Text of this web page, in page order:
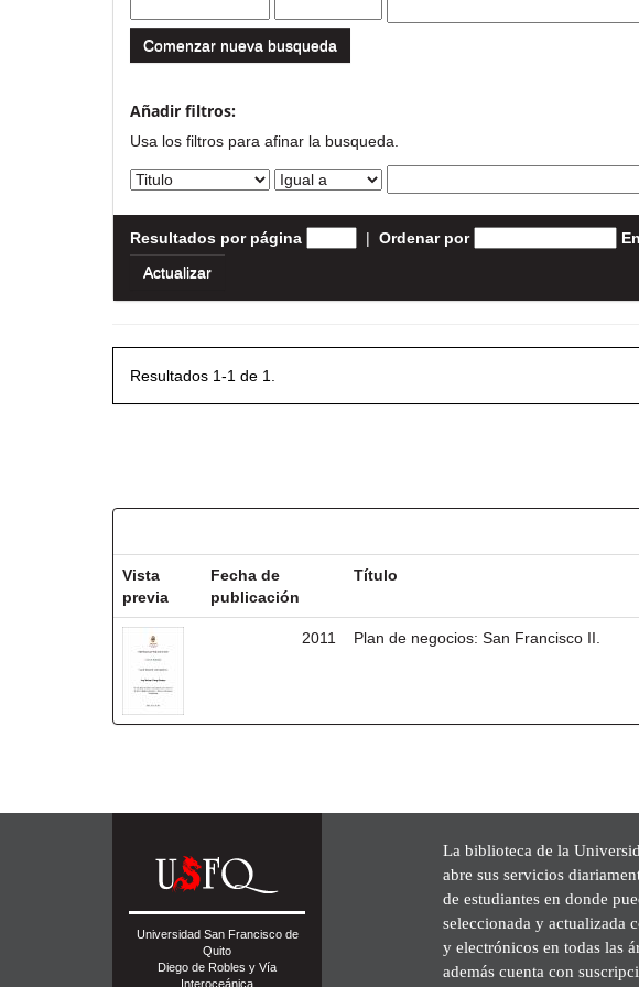
Comenzar nueva busqueda
Añadir filtros:
Usa los filtros para afinar la busqueda.
Resultados por página | Ordenar por
Resultados 1-1 de 1.
Vista
previa
Fecha de
publicación
Título
2011 Plan de negocios: San Francisco II.
Universidad San Francisco de
Quito
Diego de Robles y Vía
Interoceánica
La biblioteca de la
abre sus servicios
de estudiantes en donde
seleccionada y actualizada
y electrónicos en todas las
además cuenta con